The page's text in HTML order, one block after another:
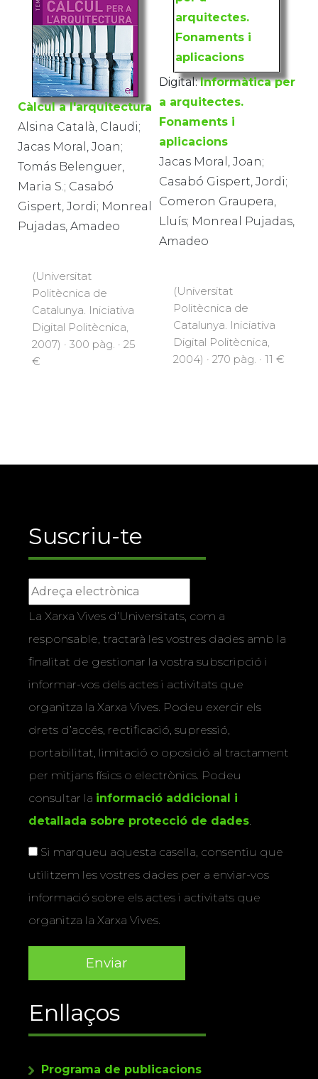
Càlcul a l'arquitectura
Alsina Català, Claudi;
Jacas Moral, Joan;
Tomás Belenguer,
Maria S.; Casabó
Gispert, Jordi; Monreal
Pujadas, Amadeo
(Universitat
Politècnica de
Catalunya. Iniciativa
Digital Politècnica,
2007) · 300 pàg. · 25
€
Digital: Informàtica per
a arquitectes.
Fonaments i
aplicacions
Jacas Moral, Joan;
Casabó Gispert, Jordi;
Comeron Graupera,
Lluís; Monreal Pujadas,
Amadeo
(Universitat
Politècnica de
Catalunya. Iniciativa
Digital Politècnica,
2004) · 270 pàg. · 11 €
Suscriu-te
La Xarxa Vives d’Universitats, com a
responsable, tractarà les vostres dades amb la
finalitat de gestionar la vostra subscripció i
informar-vos dels actes i activitats que
organitza la Xarxa Vives. Podeu exercir els
drets d’accés, rectificació, supressió,
portabilitat, limitació o oposició al tractament
per mitjans físics o electrònics. Podeu
consultar la informació addicional i
detallada sobre protecció de dades.
Si marqueu aquesta casella, consentiu que
utilitzem les vostres dades per a enviar-vos
informació sobre els actes i activitats que
organitza la Xarxa Vives.
Enllaços
Programa de publicacions